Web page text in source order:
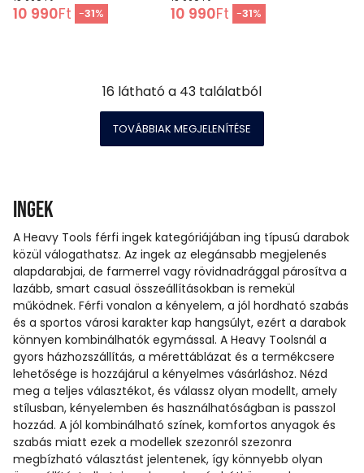
10 990Ft -31% 10 990Ft -31%
16 látható a 43 találatból
TOVÁBBIAK MEGJELENÍTÉSE
Ingek
A Heavy Tools férfi ingek kategóriájában ing típusú darabok
közül válogathatsz. Az ingek az elegánsabb megjelenés
alapdarabjai, de farmerrel vagy rövidnadrággal párosítva a
lazább, smart casual összeállításokban is remekül
működnek. Férfi vonalon a kényelem, a jól hordható szabás
és a sportos városi karakter kap hangsúlyt, ezért a darabok
könnyen kombinálhatók egymással. A Heavy Toolsnál a
gyors házhozszállítás, a mérettáblázat és a termékcsere
lehetősége is hozzájárul a kényelmes vásárláshoz. Nézd
meg a teljes választékot, és válassz olyan modellt, amely
stílusban, kényelemben és használhatóságban is passzol
hozzád. A jól kombinálható színek, komfortos anyagok és
szabás miatt ezek a modellek szezonról szezonra
megbízható választást jelentenek, így könnyebb olyan